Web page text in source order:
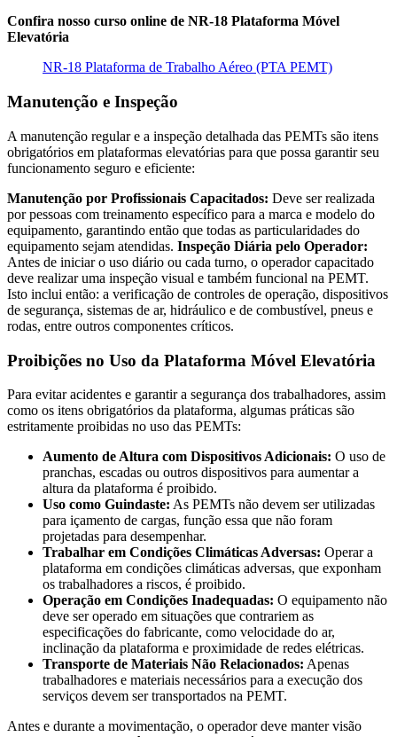
Confira nosso curso online de NR-18 Plataforma Móvel
Elevatória
NR-18 Plataforma de Trabalho Aéreo (PTA PEMT)
Manutenção e Inspeção
A manutenção regular e a inspeção detalhada das PEMTs são itens
obrigatórios em plataformas elevatórias para que possa garantir seu
funcionamento seguro e eficiente:
Manutenção por Profissionais Capacitados: Deve ser realizada
por pessoas com treinamento específico para a marca e modelo do
equipamento, garantindo então que todas as particularidades do
equipamento sejam atendidas. Inspeção Diária pelo Operador:
Antes de iniciar o uso diário ou cada turno, o operador capacitado
deve realizar uma inspeção visual e também funcional na PEMT.
Isto inclui então: a verificação de controles de operação, dispositivos
de segurança, sistemas de ar, hidráulico e de combustível, pneus e
rodas, entre outros componentes críticos.
Proibições no Uso da Plataforma Móvel Elevatória
Para evitar acidentes e garantir a segurança dos trabalhadores, assim
como os itens obrigatórios da plataforma, algumas práticas são
estritamente proibidas no uso das PEMTs:
Aumento de Altura com Dispositivos Adicionais: O uso de
pranchas, escadas ou outros dispositivos para aumentar a
altura da plataforma é proibido.
Uso como Guindaste: As PEMTs não devem ser utilizadas
para içamento de cargas, função essa que não foram
projetadas para desempenhar.
Trabalhar em Condições Climáticas Adversas: Operar a
plataforma em condições climáticas adversas, que exponham
os trabalhadores a riscos, é proibido.
Operação em Condições Inadequadas: O equipamento não
deve ser operado em situações que contrariem as
especificações do fabricante, como velocidade do ar,
inclinação da plataforma e proximidade de redes elétricas.
Transporte de Materiais Não Relacionados: Apenas
trabalhadores e materiais necessários para a execução dos
serviços devem ser transportados na PEMT.
Antes e durante a movimentação, o operador deve manter visão